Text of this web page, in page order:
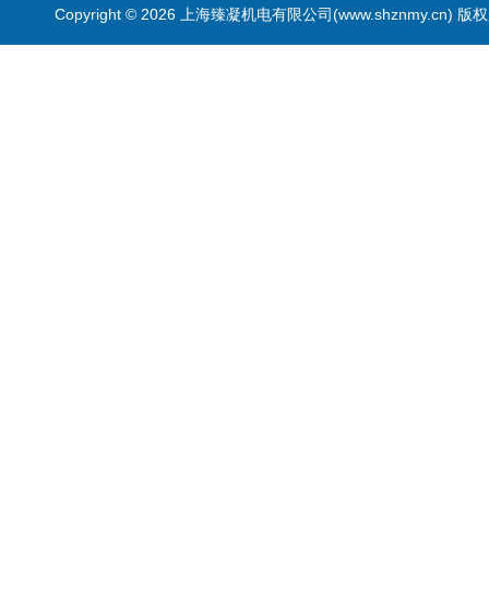
Copyright © 2026 上海臻凝机电有限公司(www.shznmy.cn) 版